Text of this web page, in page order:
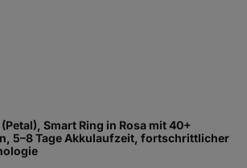
Smart Ring in Rosa mit 40+
5–8 Tage Akkulaufzeit, fortschrittlicher